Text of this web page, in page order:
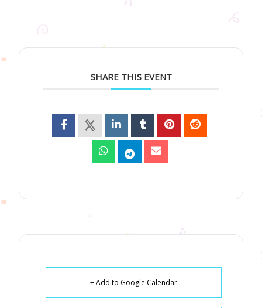
SHARE THIS EVENT
+ Add to Google Calendar